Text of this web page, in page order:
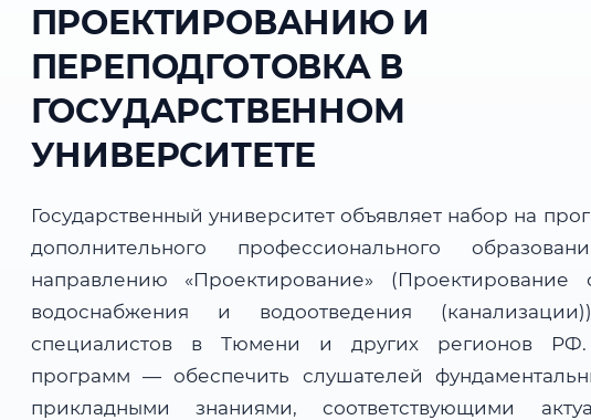
ПРОЕКТИРОВАНИЮ И
ПЕРЕПОДГОТОВКА В
ГОСУДАРСТВЕННОМ
УНИВЕРСИТЕТЕ
Государственный университет объявляет набор на
дополнительного профессионального
направлению «Проектирование» (Проектирование
водоснабжения и водоотведения
специалистов в Тюмени и других регионов
программ — обеспечить слушателей
прикладными знаниями, соответствующими